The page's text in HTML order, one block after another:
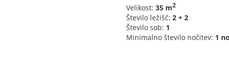
Velikost: 35 m2
Število ležišč: 2 + 2
Število sob: 1
Minimalno število nočitev: 1